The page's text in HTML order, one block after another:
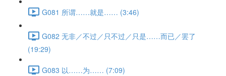
G081 所谓……就是…… (3:46)
G082 无非／不过／只不过／只是……而已／罢了
(19:29)
G083 以……为…… (7:09)